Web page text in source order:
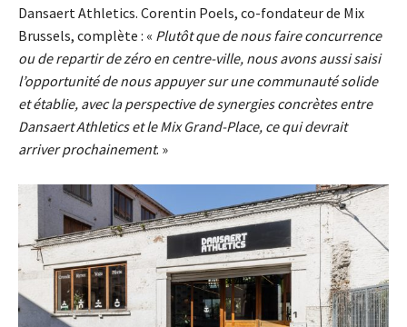
Dansaert Athletics. Corentin Poels, co-fondateur de Mix
Brussels, complète : « Plutôt que de nous faire concurrence
ou de repartir de zéro en centre-ville, nous avons aussi saisi
l’opportunité de nous appuyer sur une communauté solide
et établie, avec la perspective de synergies concrètes entre
Dansaert Athletics et le Mix Grand-Place, ce qui devrait
arriver prochainement. »